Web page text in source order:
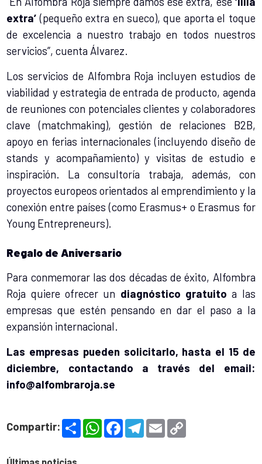
extra’ (pequeño extra en sueco), que aporta el toque
de excelencia a nuestro trabajo en todos nuestros
servicios”, cuenta Álvarez.
Los servicios de Alfombra Roja incluyen estudios de
viabilidad y estrategia de entrada de producto, agenda
de reuniones con potenciales clientes y colaboradores
clave (matchmaking), gestión de relaciones B2B,
apoyo en ferias internacionales (incluyendo diseño de
stands y acompañamiento) y visitas de estudio e
inspiración. La consultoría trabaja, además, con
proyectos europeos orientados al emprendimiento y la
conexión entre países (como Erasmus+ o Erasmus for
Young Entrepreneurs).
Regalo de Aniversario
Para conmemorar las dos décadas de éxito, Alfombra
Roja quiere ofrecer un diagnóstico gratuito a las
empresas que estén pensando en dar el paso a la
expansión internacional.
Las empresas pueden solicitarlo, hasta el 15 de
diciembre, contactando a través del email:
info@alfombraroja.se
Compartir:
S
h
W
h
F
T
e
E
m
Últimas noticias